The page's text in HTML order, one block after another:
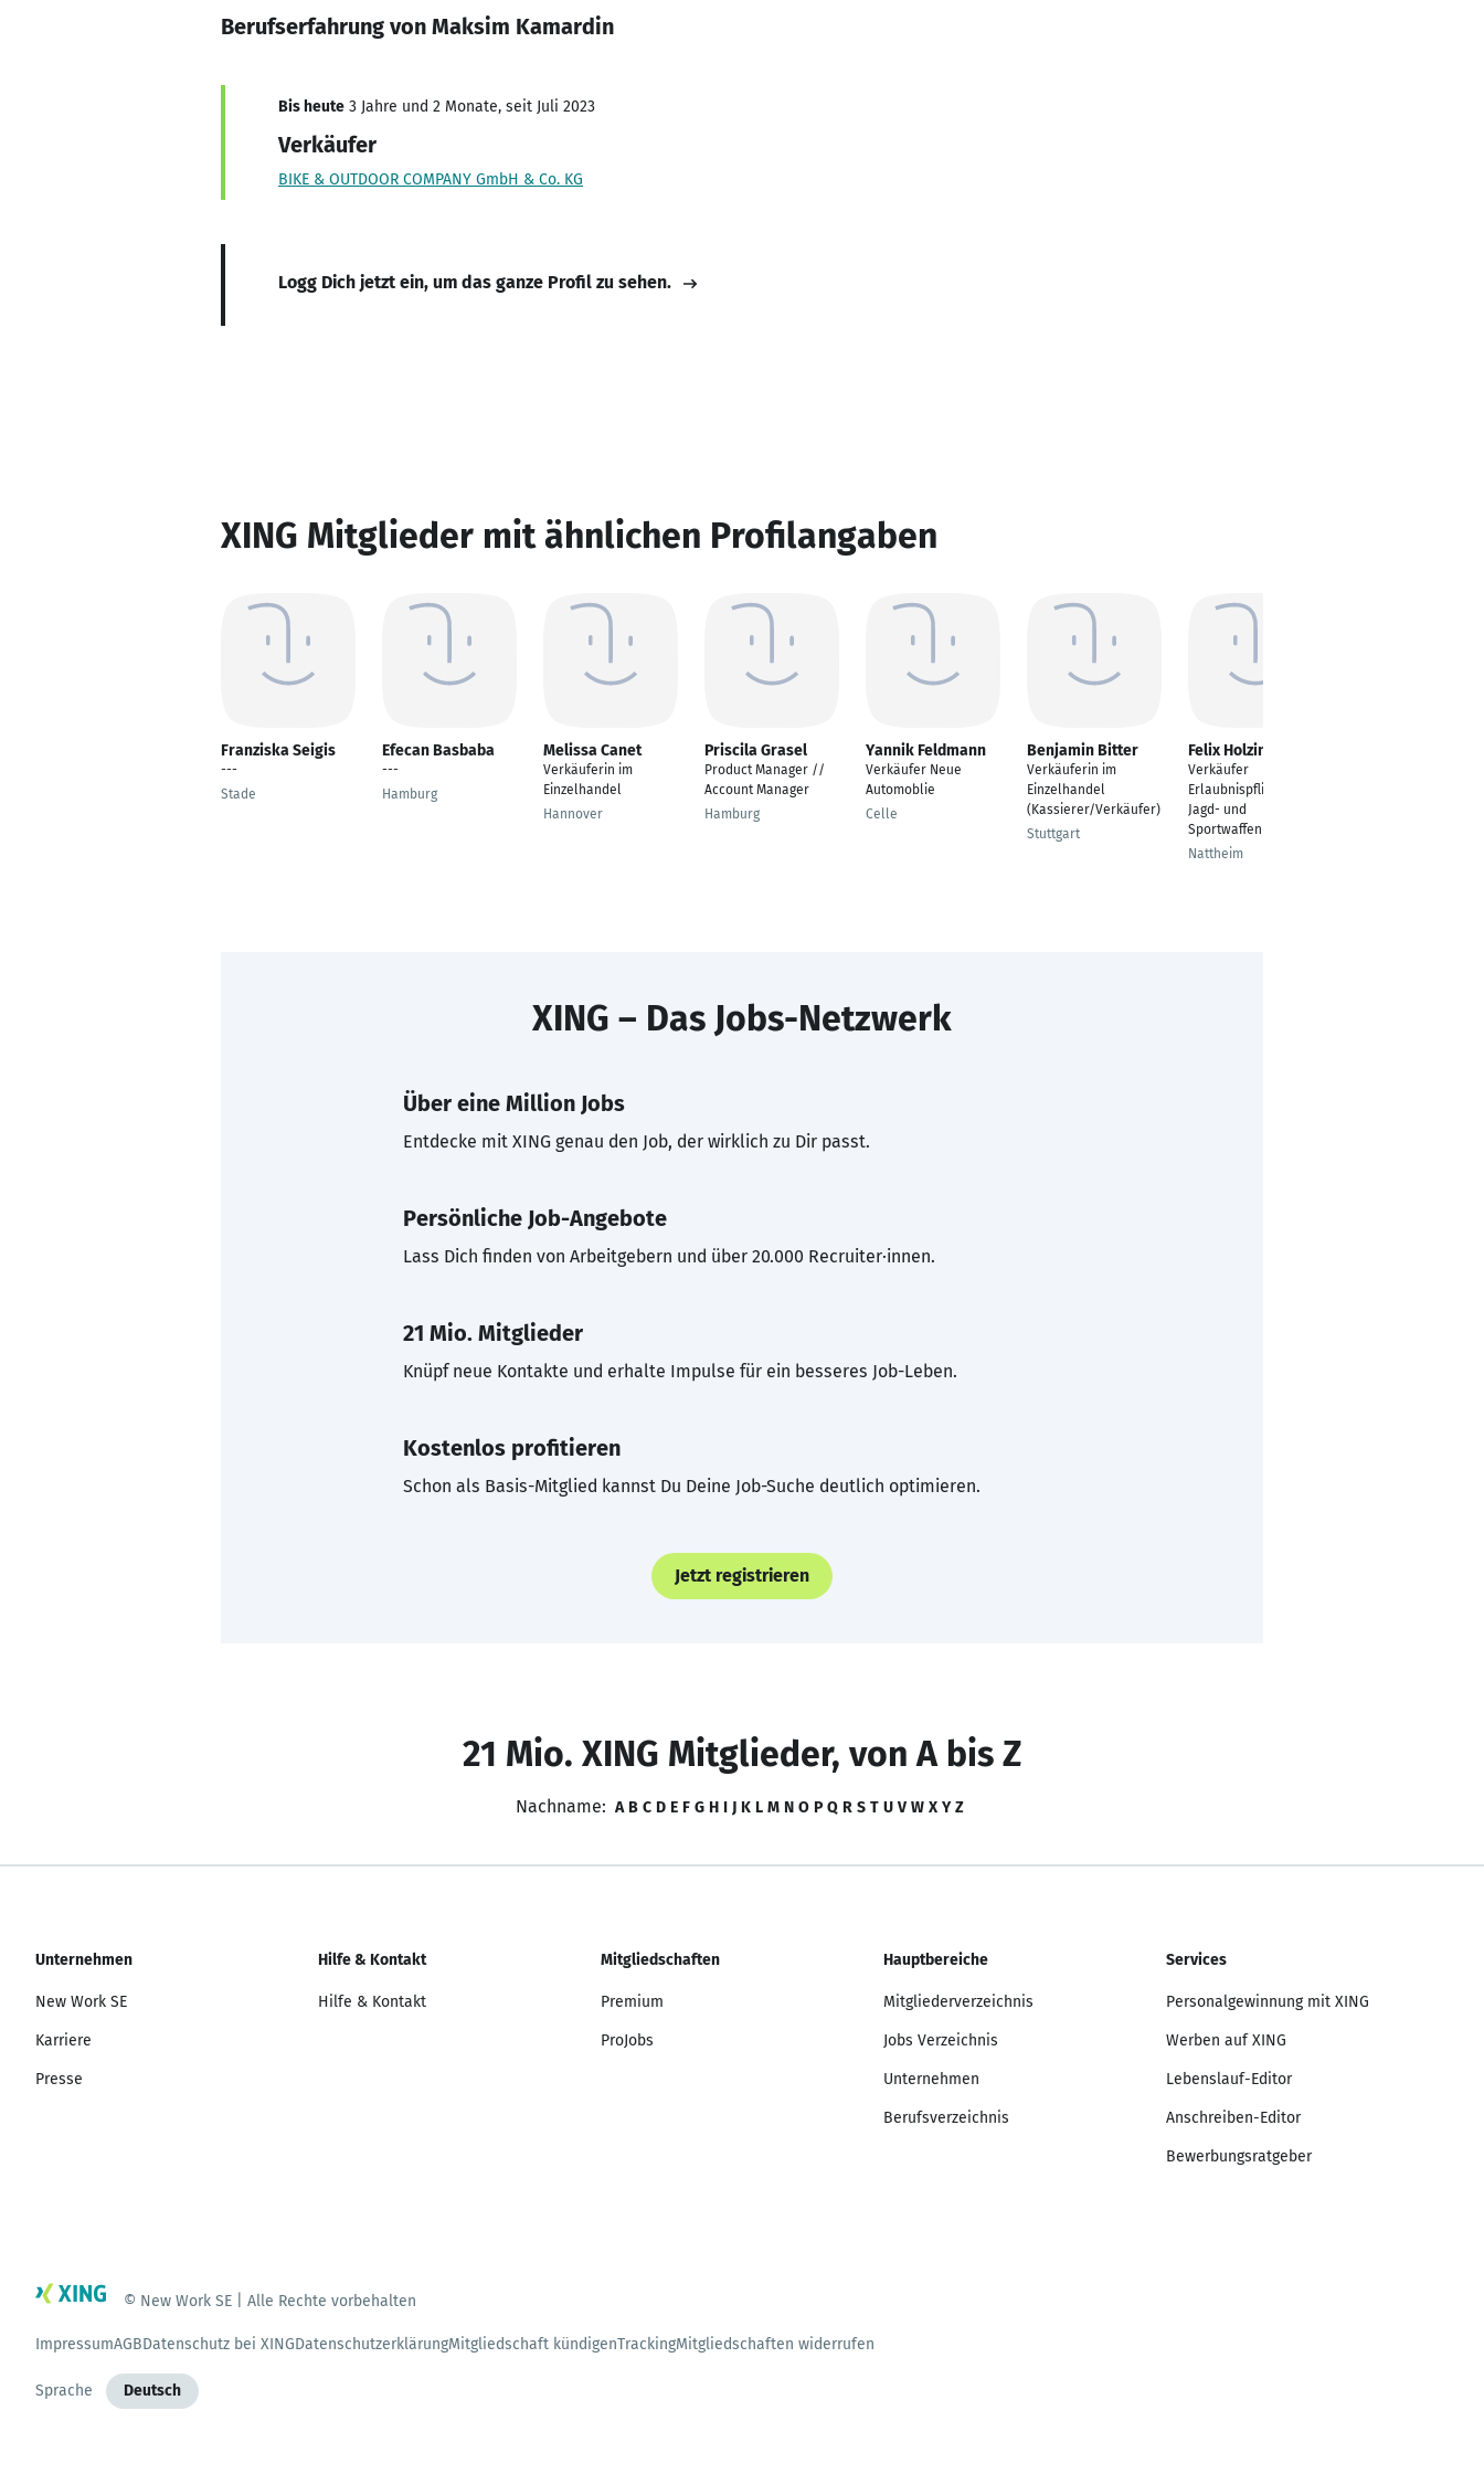
Berufserfahrung von Maksim Kamardin
Bis heute 3 Jahre und 2 Monate, seit Juli 2023
Verkäufer
BIKE & OUTDOOR COMPANY GmbH & Co. KG
Logg Dich jetzt ein, um das ganze Profil zu sehen.
XING Mitglieder mit ähnlichen Profilangaben
Franziska Seigis
---
Stade
Efecan Basbaba
---
Hamburg
Melissa Canet
Verkäuferin im
Einzelhandel
Hannover
Priscila Grasel
Product Manager //
Account Manager
Hamburg
Yannik Feldmann
Verkäufer Neue
Automoblie
Celle
Benjamin Bitter
Verkäuferin im
Einzelhandel
(Kassierer/Verkäufer)
Stuttgart
Felix Holzinger
Verkäufer
Erlaubnispflichtige
Jagd- und
Sportwaffen
Nattheim
XING – Das Jobs-Netzwerk
Über eine Million Jobs
Entdecke mit XING genau den Job, der wirklich zu Dir passt.
Persönliche Job-Angebote
Lass Dich finden von Arbeitgebern und über 20.000 Recruiter·innen.
21 Mio. Mitglieder
Knüpf neue Kontakte und erhalte Impulse für ein besseres Job-Leben.
Kostenlos profitieren
Schon als Basis-Mitglied kannst Du Deine Job-Suche deutlich optimieren.
Jetzt registrieren
21 Mio. XING Mitglieder, von A bis Z
Nachname: A B C D E F G H I J K L M N O P Q R S T U V W X Y Z
Unternehmen
New Work SE
Karriere
Presse
Hilfe & Kontakt
Hilfe & Kontakt
Mitgliedschaften
Premium
ProJobs
Hauptbereiche
Mitgliederverzeichnis
Jobs Verzeichnis
Unternehmen
Berufsverzeichnis
Services
Personalgewinnung mit XING
Werben auf XING
Lebenslauf-Editor
Anschreiben-Editor
Bewerbungsratgeber
© New Work SE | Alle Rechte vorbehalten
ImpressumAGBDatenschutz bei XINGDatenschutzerklärungMitgliedschaft kündigenTrackingMitgliedschaften widerrufen
Sprache Deutsch